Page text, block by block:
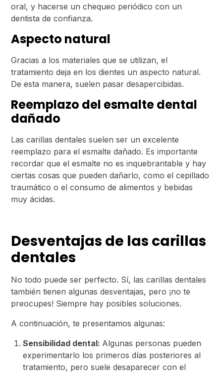
oral, y hacerse un chequeo periódico con un
dentista de confianza.
Aspecto natural
Gracias a los materiales que se utilizan, el
tratamiento deja en los dientes un aspecto natural.
De esta manera, suelen pasar desapercibidas.
Reemplazo del esmalte dental
dañado
Las carillas dentales suelen ser un excelente
reemplazo para el esmalte dañado. Es importante
recordar que el esmalte no es inquebrantable y hay
ciertas cosas que pueden dañarlo, como el cepillado
traumático o el consumo de alimentos y bebidas
muy ácidas.
Desventajas de las carillas
dentales
No todo puede ser perfecto. Sí, las carillas dentales
también tienen algunas desventajas, pero ¡no te
preocupes! Siempre hay posibles soluciones.
A continuación, te presentamos algunas:
Sensibilidad dental: Algunas personas pueden
experimentarlo los primeros días posteriores al
tratamiento, pero suele desaparecer con el